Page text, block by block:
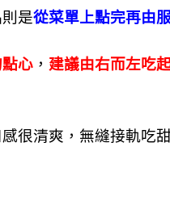
是從菜單上點完再由
心， 建議由右而左吃
很清爽，無縫接軌吃